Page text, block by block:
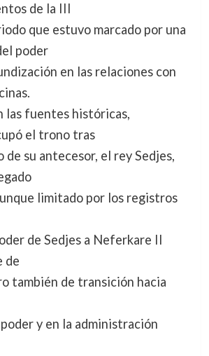
de la III
que estuvo marcado por una
poder
en las relaciones con
las fuentes históricas,
el trono tras
su antecesor, el rey Sedjes,
limitado por los registros
de Sedjes a Neferkare II
de
también de transición hacia
y en la administración